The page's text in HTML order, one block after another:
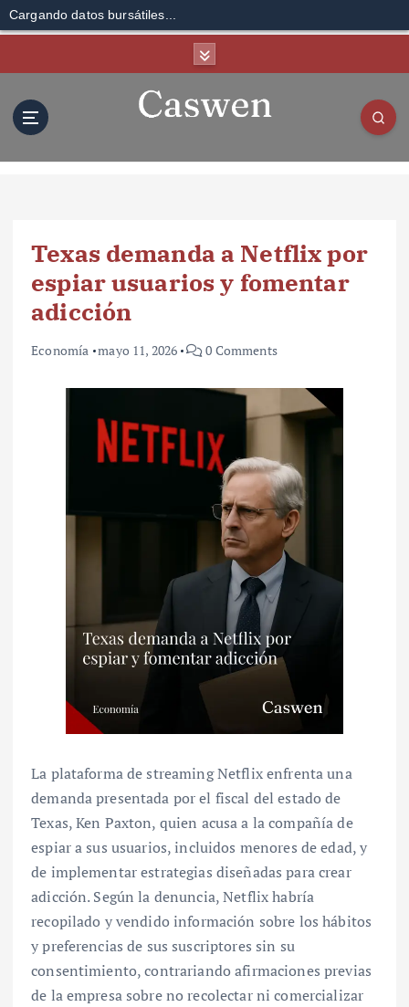
Cargando datos bursátiles...
Texas demanda a Netflix por
espiar usuarios y fomentar
adicción
Economía mayo 11, 2026 0 Comments
La plataforma de streaming Netflix enfrenta una
demanda presentada por el fiscal del estado de
Texas, Ken Paxton, quien acusa a la compañía de
espiar a sus usuarios, incluidos menores de edad, y
de implementar estrategias diseñadas para crear
adicción. Según la denuncia, Netflix habría
recopilado y vendido información sobre los hábitos
y preferencias de sus suscriptores sin su
consentimiento, contrariando afirmaciones previas
de la empresa sobre no recolectar ni comercializar